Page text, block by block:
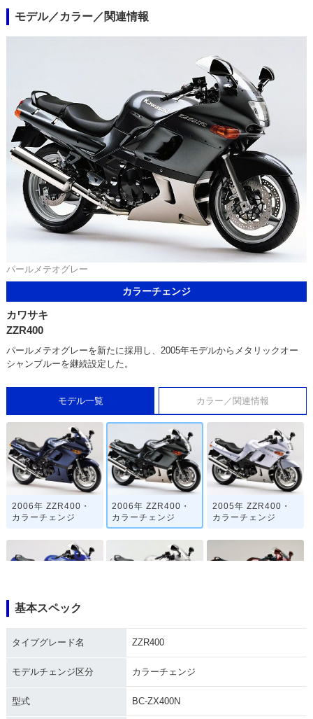
モデル／カラー／関連情報
パールメテオグレー
カラーチェンジ
カワサキ
ZZR400
パールメテオグレーを新たに採用し、2005年モデルからメタリックオー
シャンブルーを継続設定した。
モデル一覧 カラー／関連情報
2006年 ZZR400・
カラーチェンジ
2006年 ZZR400・
カラーチェンジ
2005年 ZZR400・
カラーチェンジ
基本スペック
タイプグレード名 ZZR400
モデルチェンジ区分 カラーチェンジ
型式 BC-ZX400N